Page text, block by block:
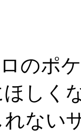
ロのポ
しく
ない